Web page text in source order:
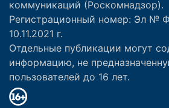
коммуникаций (Роскомнадзор).
Регистрационный номер: Эл №
10.11.2021 г.
Отдельные публикации могут
информацию, не
пользователей до 16 лет.